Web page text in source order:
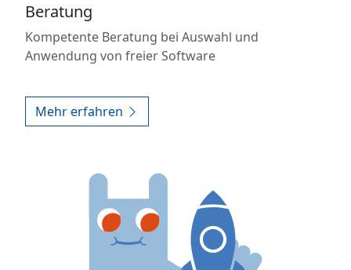
Beratung
Kompetente Beratung bei Auswahl und
Anwendung von freier Software
Mehr erfahren